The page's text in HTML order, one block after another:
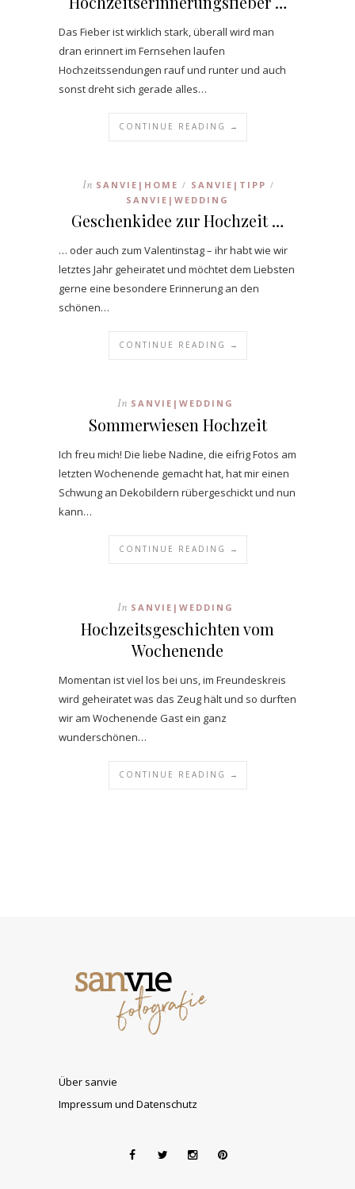
Das Fieber ist wirklich stark, überall wird man
dran erinnert im Fernsehen laufen
Hochzeitssendungen rauf und runter und auch
sonst dreht sich gerade alles…
CONTINUE READING →
In SANVIE|HOME / SANVIE|TIPP /
SANVIE|WEDDING
Geschenkidee zur Hochzeit …
… oder auch zum Valentinstag – ihr habt wie wir
letztes Jahr geheiratet und möchtet dem Liebsten
gerne eine besondere Erinnerung an den
schönen…
CONTINUE READING →
In SANVIE|WEDDING
Sommerwiesen Hochzeit
Ich freu mich! Die liebe Nadine, die eifrig Fotos am
letzten Wochenende gemacht hat, hat mir einen
Schwung an Dekobildern rübergeschickt und nun
kann…
CONTINUE READING →
In SANVIE|WEDDING
Hochzeitsgeschichten vom
Wochenende
Momentan ist viel los bei uns, im Freundeskreis
wird geheiratet was das Zeug hält und so durften
wir am Wochenende Gast ein ganz
wunderschönen…
CONTINUE READING →
Über sanvie
Impressum und Datenschutz